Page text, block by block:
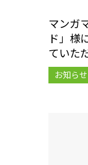
マンガ
ド」様
ていた
お知らせ